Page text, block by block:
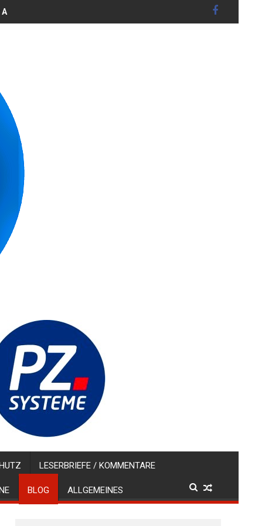
- DIEBSTAHL auf Baustelle - Diverses
LESERBRIEFE / KOMMENTARE
BLOG ALLGEMEINES